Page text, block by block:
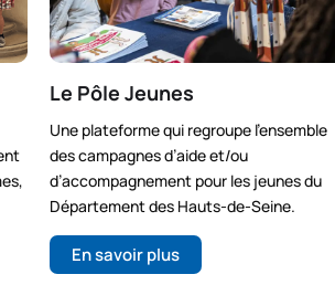
Le Pôle Jeunes
Une plateforme qui regroupe l’ensemble
des campagnes d’aide et/ou
d’accompagnement pour les jeunes du
Département des Hauts-de-Seine.
En savoir plus